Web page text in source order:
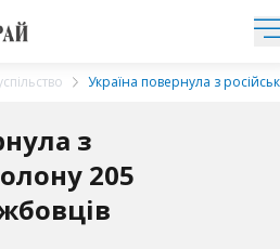
Україна повернула з
з
205